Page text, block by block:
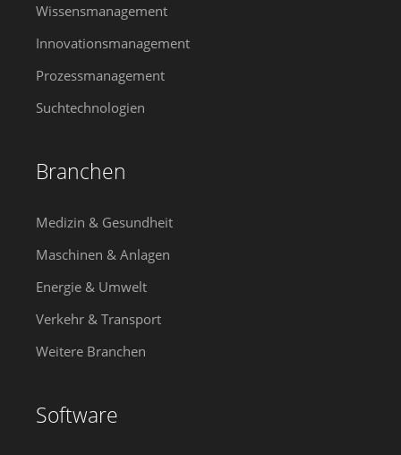
Wissensmanagement
Innovationsmanagement
Prozessmanagement
Suchtechnologien
Branchen
Medizin & Gesundheit
Maschinen & Anlagen
Energie & Umwelt
Verkehr & Transport
Weitere Branchen
Software